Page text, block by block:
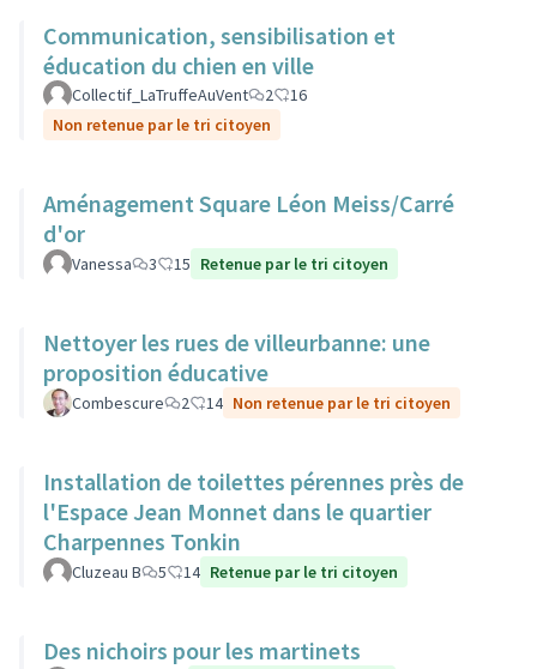
Communication, sensibilisation et
éducation du chien en ville
Collectif_LaTruffeAuVent 2
16
Non retenue par le tri citoyen
Aménagement Square Léon Meiss/Carré
d'or
Vanessa 3 15 Retenue par le tri citoyen
Nettoyer les rues de villeurbanne: une
proposition éducative
Combescure 2 14 Non retenue par le tri citoyen
Installation de toilettes pérennes près de
l'Espace Jean Monnet dans le quartier
Charpennes Tonkin
Cluzeau B 5 14 Retenue par le tri citoyen
Des nichoirs pour les martinets